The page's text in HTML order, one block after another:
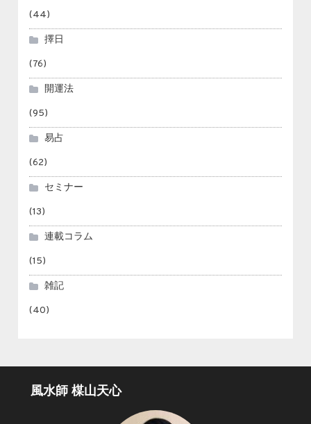
(44)
擇日
(76)
開運法
(95)
易占
(62)
セミナー
(13)
連載コラム
(15)
雑記
(40)
風水師 楳山天心